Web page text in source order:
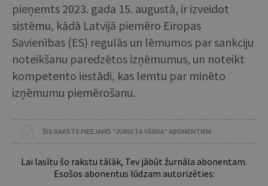
pieņemts 2023. gada 15. augustā, ir izveidot
sistēmu, kādā Latvijā piemēro Eiropas
Savienības (ES) regulās un lēmumos par sankciju
noteikšanu paredzētos izņēmumus, un noteikt
kompetento iestādi, kas lemtu par minēto
izņēmumu piemērošanu.
ŠIS RAKSTS PIEEJAMS “JURISTA VĀRDA” ABONENTIEM
Lai lasītu šo rakstu tālāk, Tev jābūt žurnāla abonentam.
Esošos abonentus lūdzam autorizēties: